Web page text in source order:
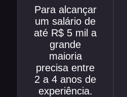
Para alcançar
um salário de
até R$ 5 mil a
grande
maioria
precisa entre
2 a 4 anos de
experiência.